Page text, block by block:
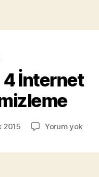
4 İnternet
2015 Yorum yokAvea